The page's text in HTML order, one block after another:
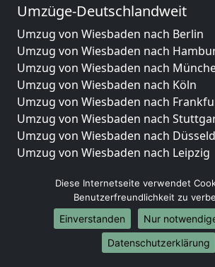
Umzüge-Deutschlandweit
Umzug von Wiesbaden nach Berlin
Umzug von Wiesbaden nach
Umzug von Wiesbaden nach
Umzug von Wiesbaden nach Köln
Umzug von Wiesbaden nach
Umzug von Wiesbaden nach
Umzug von Wiesbaden nach
Umzug von Wiesbaden nach Leipzig
Umzug von Wiesbaden nach Essen
Umzug von Wiesbaden nach Bremen
Umzug von Wiesbaden nach
Umzug von Wiesbaden nach
Umzug von Wiesbaden nach
Diese Internetseite verwendet
Benutzerfreundlichkeit zu
Einverstanden
Nur
Datenschutzerklärung